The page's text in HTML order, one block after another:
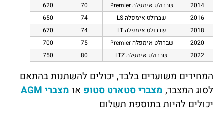
2014
שברולט אימפלה Premier 70
620
2016
שברולט אימפלה LS 74
650
2018
שברולט אימפלה LT 74
670
2020
שברולט אימפלה Premier 75
700
2022
שברולט אימפלה LTZ 80
750
המחירים משוערים בלבד, יכולים להשתנות בהתאם
לסוג המצבר, מצברי סטארט סטופ או מצברי AGM
יכולים להיות בתוספת תשלום